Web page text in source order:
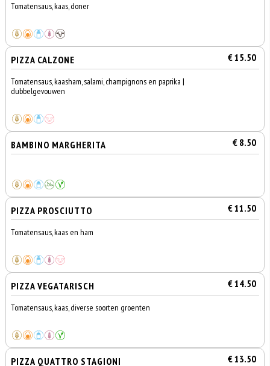
Tomatensaus, kaas, doner
PIZZA CALZONE € 15.50
Tomatensaus, kaasham, salami, champignons en paprika |
dubbelgevouwen
BAMBINO MARGHERITA € 8.50
PIZZA PROSCIUTTO € 11.50
Tomatensaus, kaas en ham
PIZZA VEGATARISCH € 14.50
Tomatensaus, kaas, diverse soorten groenten
PIZZA QUATTRO STAGIONI € 13.50